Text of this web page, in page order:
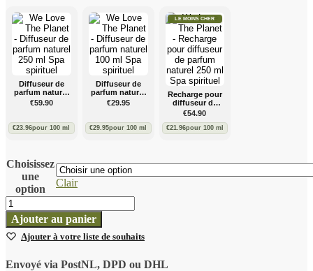
Diffuseur de
parfum naturel
250 ml Spa
€59.90
€23.96pour 100 ml
Diffuseur de
parfum naturel
100 ml Spa
€29.95
€29.95pour 100 ml
LE MOINS CHER
Recharge pour
diffuseur de
parfum naturel
spirituel
€54.90
€21.96pour 100 ml
Choisissez
une
option
Clair
Quantité
We
Love
The
Diffuser
Ajouter au panier
Ajouter à votre liste de souhaits
Envoyé via PostNL, DPD ou DHL